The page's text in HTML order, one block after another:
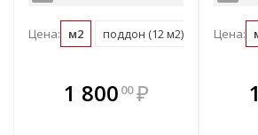
Цена: м2 поддон (12 м2)
1 800 00 ₽
В
Цена:
В комплекте
всегда выгоднее!